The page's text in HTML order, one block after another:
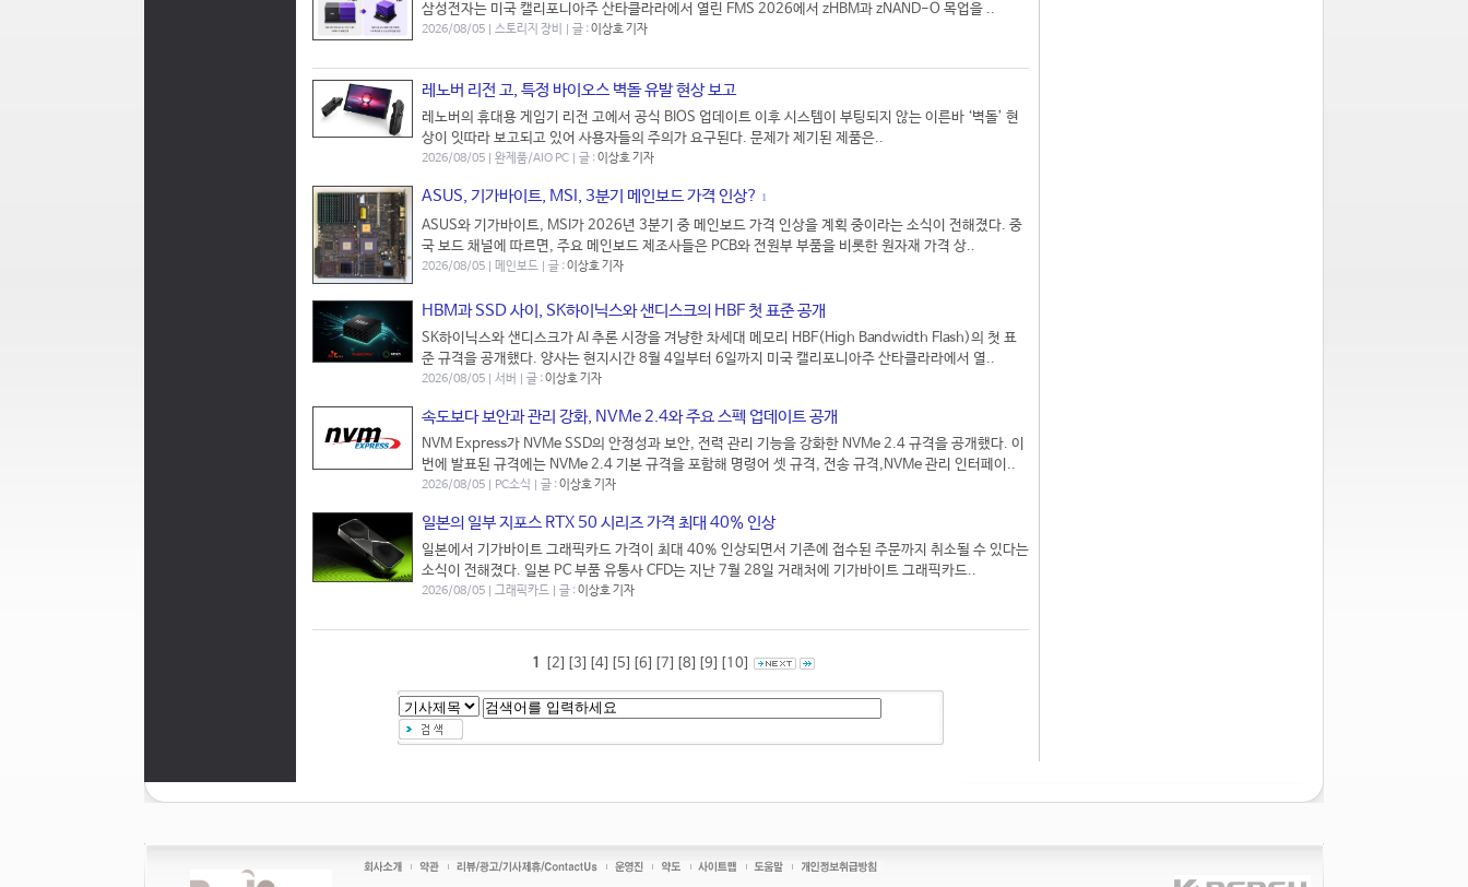
삼성전자는 미국 캘리포니아주 산타클라라에서 열린 FMS 2026에서 zHBM과 zNAND-O 목업을 ..
2026/08/05 | 스토리지 장비 | 글 :이상호 기자
레노버 리전 고, 특정 바이오스 벽돌 유발 현상 보고
레노버의 휴대용 게임기 리전 고에서 공식 BIOS 업데이트 이후 시스템이 부팅되지 않는 이른바 ‘벽돌’ 현
상이 잇따라 보고되고 있어 사용자들의 주의가 요구된다. 문제가 제기된 제품은..
2026/08/05 | 완제품/AIO PC | 글 :이상호 기자
ASUS, 기가바이트, MSI, 3분기 메인보드 가격 인상? 1
ASUS와 기가바이트, MSI가 2026년 3분기 중 메인보드 가격 인상을 계획 중이라는 소식이 전해졌다. 중
국 보드 채널에 따르면, 주요 메인보드 제조사들은 PCB와 전원부 부품을 비롯한 원자재 가격 상..
2026/08/05 | 메인보드 | 글 :이상호 기자
HBM과 SSD 사이, SK하이닉스와 샌디스크의 HBF 첫 표준 공개
SK하이닉스와 샌디스크가 AI 추론 시장을 겨냥한 차세대 메모리 HBF(High Bandwidth Flash)의 첫 표
준 규격을 공개했다. 양사는 현지시간 8월 4일부터 6일까지 미국 캘리포니아주 산타클라라에서 열..
2026/08/05 | 서버 | 글 :이상호 기자
속도보다 보안과 관리 강화, NVMe 2.4와 주요 스펙 업데이트 공개
NVM Express가 NVMe SSD의 안정성과 보안, 전력 관리 기능을 강화한 NVMe 2.4 규격을 공개했다. 이
번에 발표된 규격에는 NVMe 2.4 기본 규격을 포함해 명령어 셋 규격, 전송 규격,NVMe 관리 인터페이..
2026/08/05 | PC소식 | 글 :이상호 기자
일본의 일부 지포스 RTX 50 시리즈 가격 최대 40% 인상
일본에서 기가바이트 그래픽카드 가격이 최대 40% 인상되면서 기존에 접수된 주문까지 취소될 수 있다는
소식이 전해졌다. 일본 PC 부품 유통사 CFD는 지난 7월 28일 거래처에 기가바이트 그래픽카드..
2026/08/05 | 그래픽카드 | 글 :이상호 기자
1 [2] [3] [4] [5] [6] [7] [8] [9] [10]